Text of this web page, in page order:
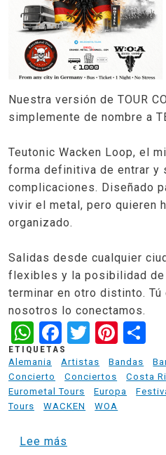
Nuestra versión de TOUR
simplemente de nombre a
Teutonic Wacken Loop, el
forma definitiva de entrar
complicaciones. Diseñado
vivir el metal, pero quieren
organizado.
Salidas desde cualquier
flexibles y la posibilidad de
terminar en otro distinto.
nosotros lo conectamos.
WhatsApp
Facebook
Twitter
ETIQUETAS
Alemania
Artistas Bandas
Concierto
Conciertos Costa
Eurometal Tours
Europa
Tours
WACKEN WOA
Lee más